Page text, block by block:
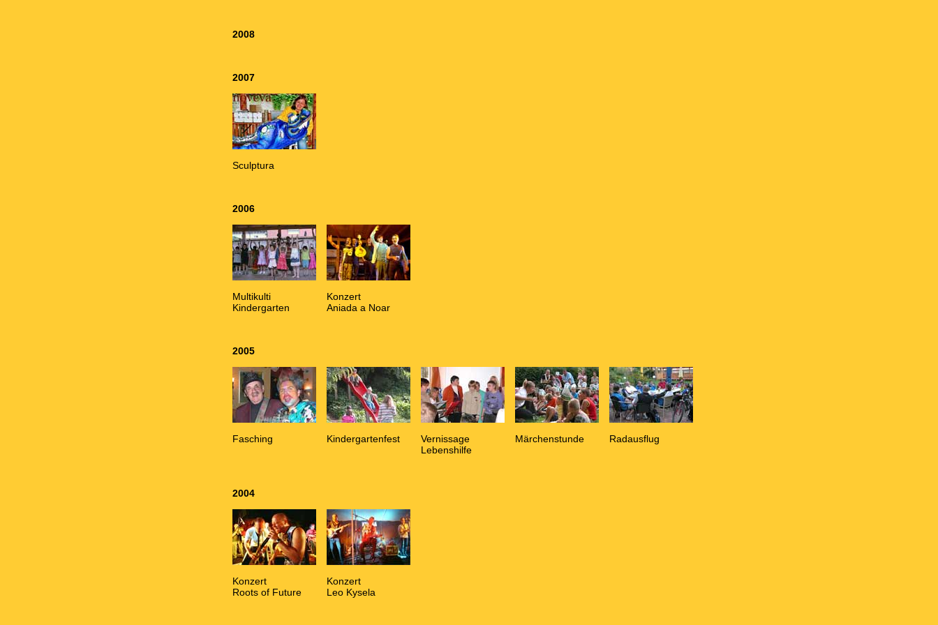
2008
2007
Sculptura
2006
Multikulti
Kindergarten
Konzert
Aniada a Noar
2005
Fasching Kindergartenfest
Vernissage
Lebenshilfe
Märchenstunde Radausflug
2004
Konzert
Roots of Future
Konzert
Leo Kysela